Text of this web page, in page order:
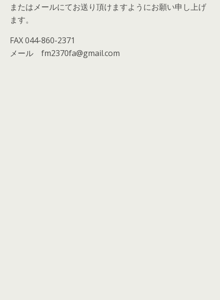
またはメールにてお送り頂けますようにお願い申し上げ
ます。
FAX 044-860-2371
メール fm2370fa@gmail.com